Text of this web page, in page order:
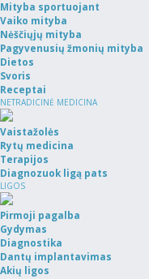
Mityba sportuojant
Vaiko mityba
Nėščiųjų mityba
Pagyvenusių žmonių mityba
Dietos
Svoris
Receptai
NETRADICINĖ MEDICINA
Vaistažolės
Rytų medicina
Terapijos
Diagnozuok ligą pats
LIGOS
Pirmoji pagalba
Gydymas
Diagnostika
Dantų implantavimas
Akių ligos